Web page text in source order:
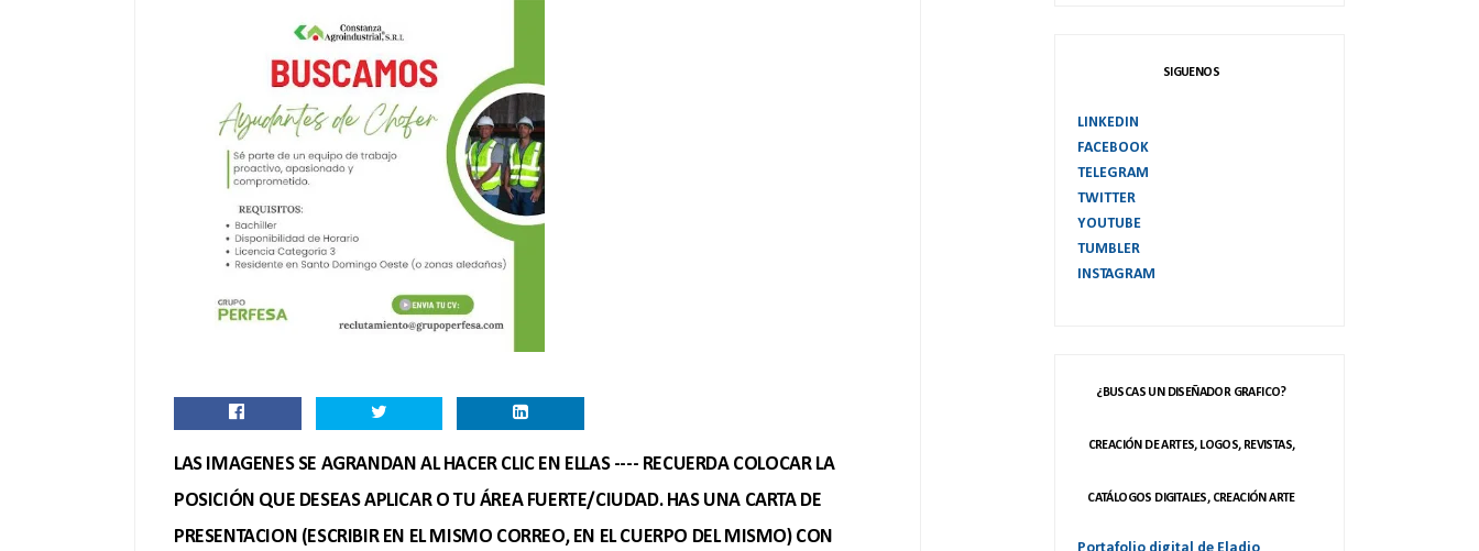
LAS IMAGENES SE AGRANDAN AL HACER CLIC EN ELLAS ---- RECUERDA COLOCAR LA
POSICIÓN QUE DESEAS APLICAR O TU ÁREA FUERTE/CIUDAD. HAS UNA CARTA DE
PRESENTACION (ESCRIBIR EN EL MISMO CORREO, EN EL CUERPO DEL MISMO) CON
SIGUENOS
LINKEDIN
FACEBOOK
TELEGRAM
TWITTER
YOUTUBE
TUMBLER
INSTAGRAM
¿BUSCAS UN DISEÑADOR GRAFICO?
CREACIÓN DE ARTES, LOGOS, REVISTAS,
CATÁLOGOS DIGITALES, CREACIÓN ARTE
Portafolio digital de Eladio